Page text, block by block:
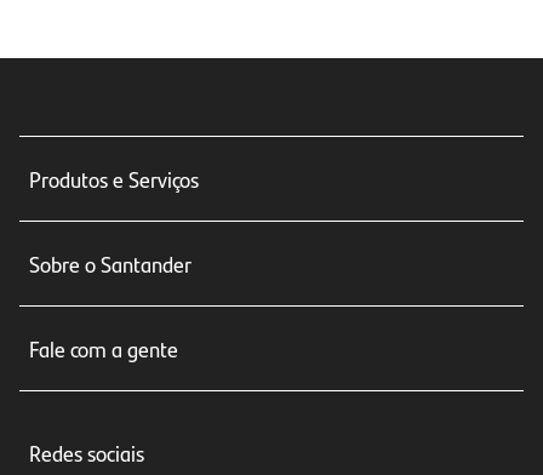
Produtos e Serviços
Seguros
Crédito e Financiamentos
Investimentos
Sobre o Santander
Fale com a gente
Central de Renegociação
Redes sociais